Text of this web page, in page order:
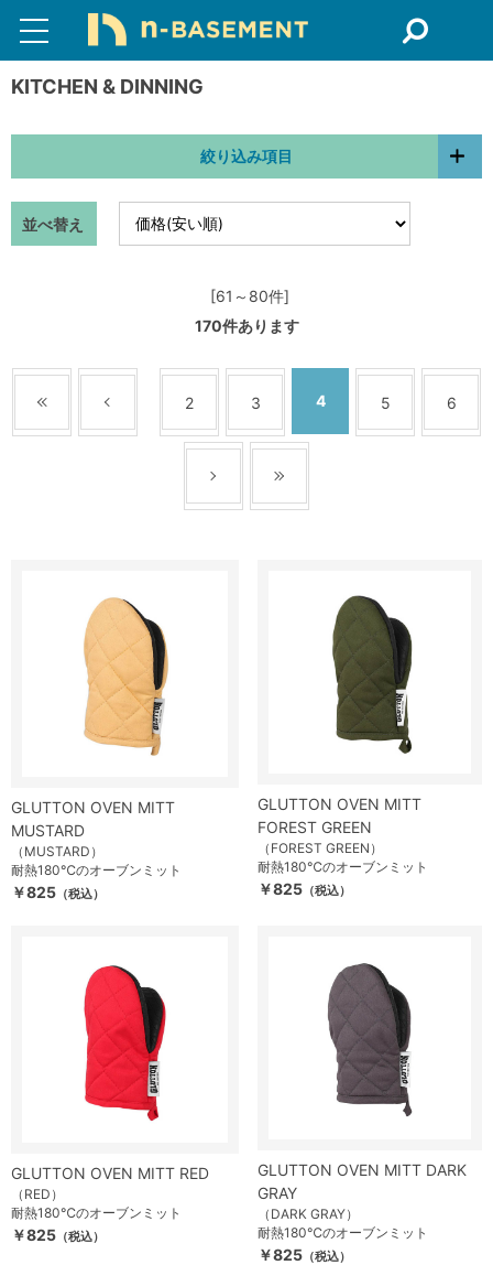
KITCHEN & DINNING
絞り込み項目
並べ替え
[61～80件]
170件あります
2 3 4 5 6
GLUTTON OVEN MITT
MUSTARD
（MUSTARD）
耐熱180℃のオーブンミット
￥825 （税込）
GLUTTON OVEN MITT
FOREST GREEN
（FOREST GREEN）
耐熱180℃のオーブンミット
￥825 （税込）
GLUTTON OVEN MITT RED
（RED）
耐熱180℃のオーブンミット
￥825 （税込）
GLUTTON OVEN MITT DARK
GRAY
（DARK GRAY）
耐熱180℃のオーブンミット
￥825 （税込）